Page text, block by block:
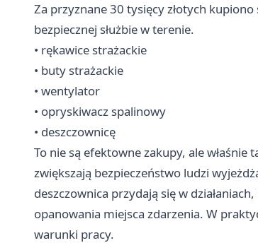
Za przyznane 30 tysięcy złotych
bezpiecznej służbie w terenie.
• rękawice strażackie
• buty strażackie
• wentylator
• opryskiwacz spalinowy
• deszczownicę
To nie są efektowne zakupy, ale
zwiększają bezpieczeństwo ludzi
deszczownica przydają się w
opanowania miejsca zdarzenia. W
warunki pracy.